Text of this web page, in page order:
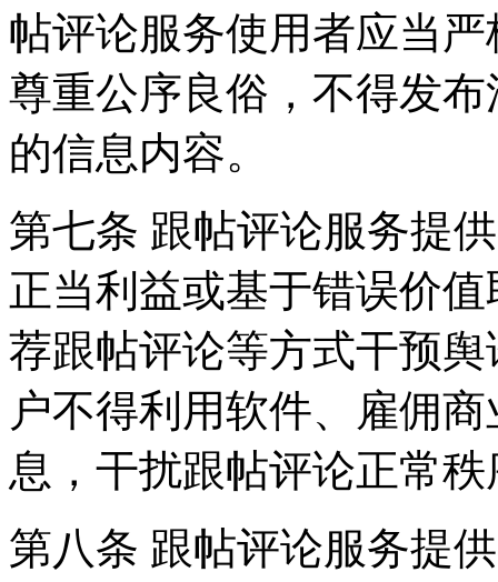
帖评论服务使用者应当
尊重公序良俗，不得发
的信息内容。
第七条 跟帖评论服务提
正当利益或基于错误价
荐跟帖评论等方式干预
户不得利用软件、雇佣
息，干扰跟帖评论正常
第八条 跟帖评论服务提